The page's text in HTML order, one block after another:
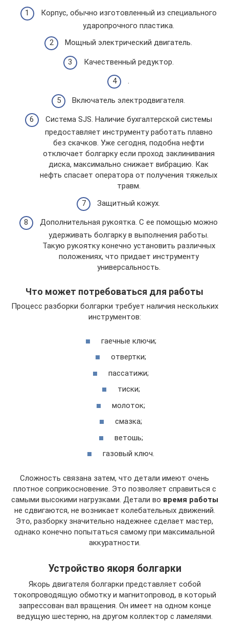
Корпус, обычно изготовленный из специального
ударопрочного пластика.
Мощный электрический двигатель.
Качественный редуктор.
.
Включатель электродвигателя.
Система SJS. Наличие бухгалтерской системы
предоставляет инструменту работать плавно
без скачков. Уже сегодня, подобна нефти
отключает болгарку если проход заклинивания
диска, максимально снижает вибрацию. Как
нефть спасает оператора от получения тяжелых
травм.
Защитный кожух.
Дополнительная рукоятка. С ее помощью можно
удерживать болгарку в выполнения работы.
Такую рукоятку конечно установить различных
положениях, что придает инструменту
универсальность.
Что может потребоваться для работы
Процесс разборки болгарки требует наличия нескольких
инструментов:
гаечные ключи;
отвертки;
пассатижи;
тиски;
молоток;
смазка;
ветошь;
газовый ключ.
Сложность связана затем, что детали имеют очень
плотное соприкосновение. Это позволяет справиться с
самыми высокими нагрузками. Детали во время работы
не сдвигаются, не возникает колебательных движений.
Это, разборку значительно надежнее сделает мастер,
однако конечно попытаться самому при максимальной
аккуратности.
Устройство якоря болгарки
Якорь двигателя болгарки представляет собой
токопроводящую обмотку и магнитопровод, в который
запрессован вал вращения. Он имеет на одном конце
ведущую шестерню, на другом коллектор с ламелями.